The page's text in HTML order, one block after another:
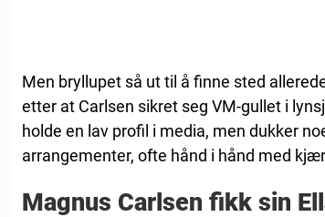
Men bryllupet så ut til å finne sted
etter at Carlsen sikret seg VM-gullet i
holde en lav profil i media, men dukker
arrangementer, ofte hånd i hånd med
Magnus Carlsen fikk sin